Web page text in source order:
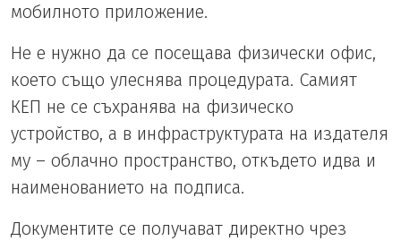
мобилното приложение.
Не е нужно да се посещава физически офис,
което също улеснява процедурата. Самият
КЕП не се съхранява на физическо
устройство, а в инфраструктурата на издателя
му – облачно пространство, откъдето идва и
наименованието на подписа.
Документите се получават директно чрез